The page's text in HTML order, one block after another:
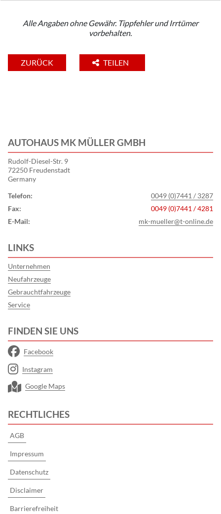
Alle Angaben ohne Gewähr. Tippfehler und Irrtümer
vorbehalten.
ZURÜCK TEILEN
AUTOHAUS MK MÜLLER GMBH
Rudolf-Diesel-Str. 9
72250 Freudenstadt
Germany
Telefon:
0049 (0)7441 / 3287
Fax:
0049 (0)7441 / 4281
E-Mail:
mk-mueller@t-online.de
LINKS
Unternehmen
Neufahrzeuge
Gebrauchtfahrzeuge
Service
FINDEN SIE UNS
Facebook
Instagram
Google Maps
RECHTLICHES
AGB
Impressum
Datenschutz
Disclaimer
Barrierefreiheit